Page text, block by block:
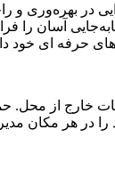
در بهره‌وری و
آسان را
حرفه ای خود
خارج از محل.
در هر مکان